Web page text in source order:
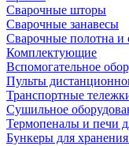
Сварочные шторы
Сварочные занавесы
Сварочные полотна и
Комплектующие
Вспомогательное
Пульты
Транспортные
Сушильное
Термопеналы и печи
Бункеры для